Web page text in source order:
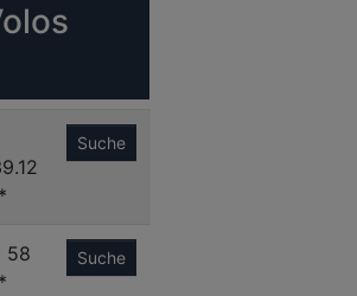
Suche
58
Suche